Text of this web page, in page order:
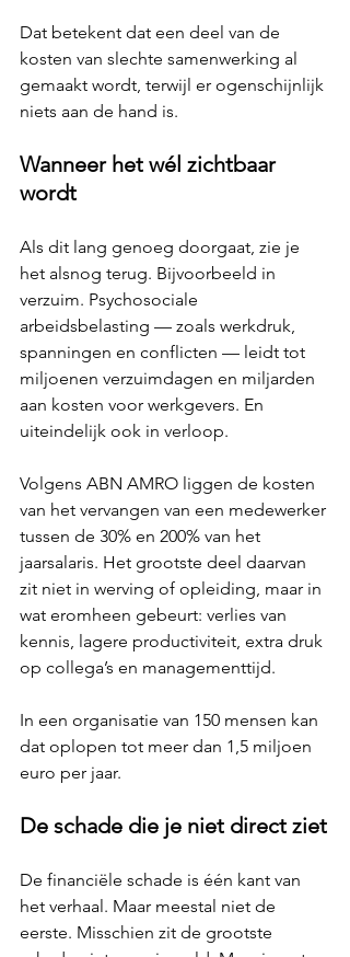
Dat betekent dat een deel van de
kosten van slechte samenwerking al
gemaakt wordt, terwijl er ogenschijnlijk
niets aan de hand is.
Wanneer het wél zichtbaar
wordt
Als dit lang genoeg doorgaat, zie je
het alsnog terug. Bijvoorbeeld in
verzuim. Psychosociale
arbeidsbelasting — zoals werkdruk,
spanningen en conflicten — leidt tot
miljoenen verzuimdagen en miljarden
aan kosten voor werkgevers. En
uiteindelijk ook in verloop.
Volgens ABN AMRO liggen de kosten
van het vervangen van een medewerker
tussen de 30% en 200% van het
jaarsalaris. Het grootste deel daarvan
zit niet in werving of opleiding, maar in
wat eromheen gebeurt: verlies van
kennis, lagere productiviteit, extra druk
op collega’s en managementtijd.
In een organisatie van 150 mensen kan
dat oplopen tot meer dan 1,5 miljoen
euro per jaar.
De schade die je niet direct ziet
De financiële schade is één kant van
het verhaal. Maar meestal niet de
eerste. Misschien zit de grootste